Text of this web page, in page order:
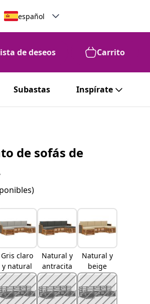
español
de deseos Carrito
Subastas Inspírate
de sofás de
Gris claro
y natural
Natural y
antracita
Natural y
beige